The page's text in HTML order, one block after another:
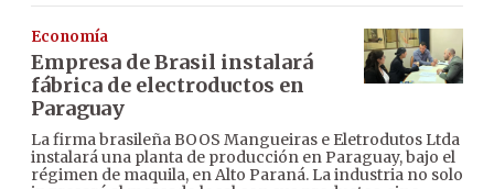
Economía
Empresa de Brasil instalará
fábrica de electroductos en
Paraguay
La firma brasileña BOOS Mangueiras e Eletrodutos Ltda
instalará una planta de producción en Paraguay, bajo el
régimen de maquila, en Alto Paraná. La industria no solo